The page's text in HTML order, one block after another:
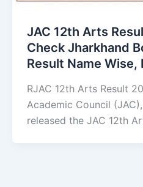
JAC 12th Arts
Check Jharkhand
Result Name Wise,
RJAC 12th Arts Result
Academic Council
released the JAC 12th